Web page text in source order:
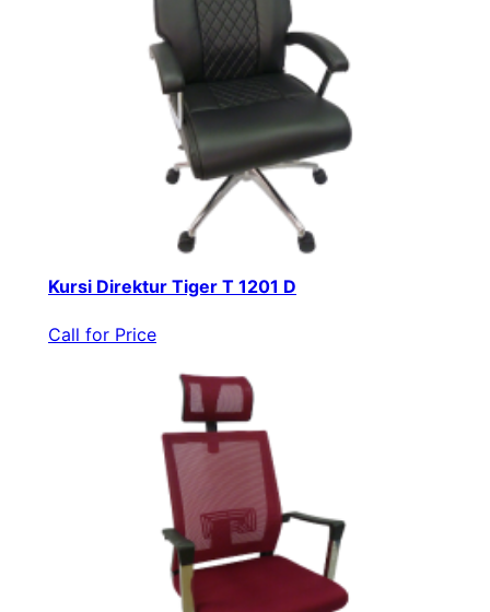
Kursi Direktur Tiger T 1201 D
Call for Price